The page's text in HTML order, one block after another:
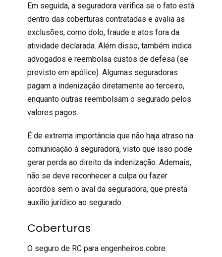
Em seguida, a seguradora verifica se o fato está
dentro das coberturas contratadas e avalia as
exclusões, como dolo, fraude e atos fora da
atividade declarada. Além disso, também indica
advogados e reembolsa custos de defesa (se
previsto em apólice). Algumas seguradoras
pagam a indenização diretamente ao terceiro,
enquanto outras reembolsam o seguradopelos
valores pagos.
É de extrema importância que não haja atraso na
comunicação à seguradora, visto que isso pode
gerar perda ao direito da indenização. Ademais,
não se deve reconhecer a culpa ou fazer
acordos sem o aval da seguradora, que presta
auxílio jurídico ao segurado.
Coberturas
O seguro de RCpara engenheiros cobre: